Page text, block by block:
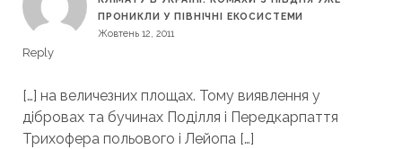
ПРОНИКЛИ У ПІВНІЧНІ ЕКОСИСТЕМИ
Жовтень 12, 2011
Reply
[…] на величезних площах. Тому виявлення у
дібровах та бучинах Поділля і Передкарпаття
Трихофера польового і Лейопа […]